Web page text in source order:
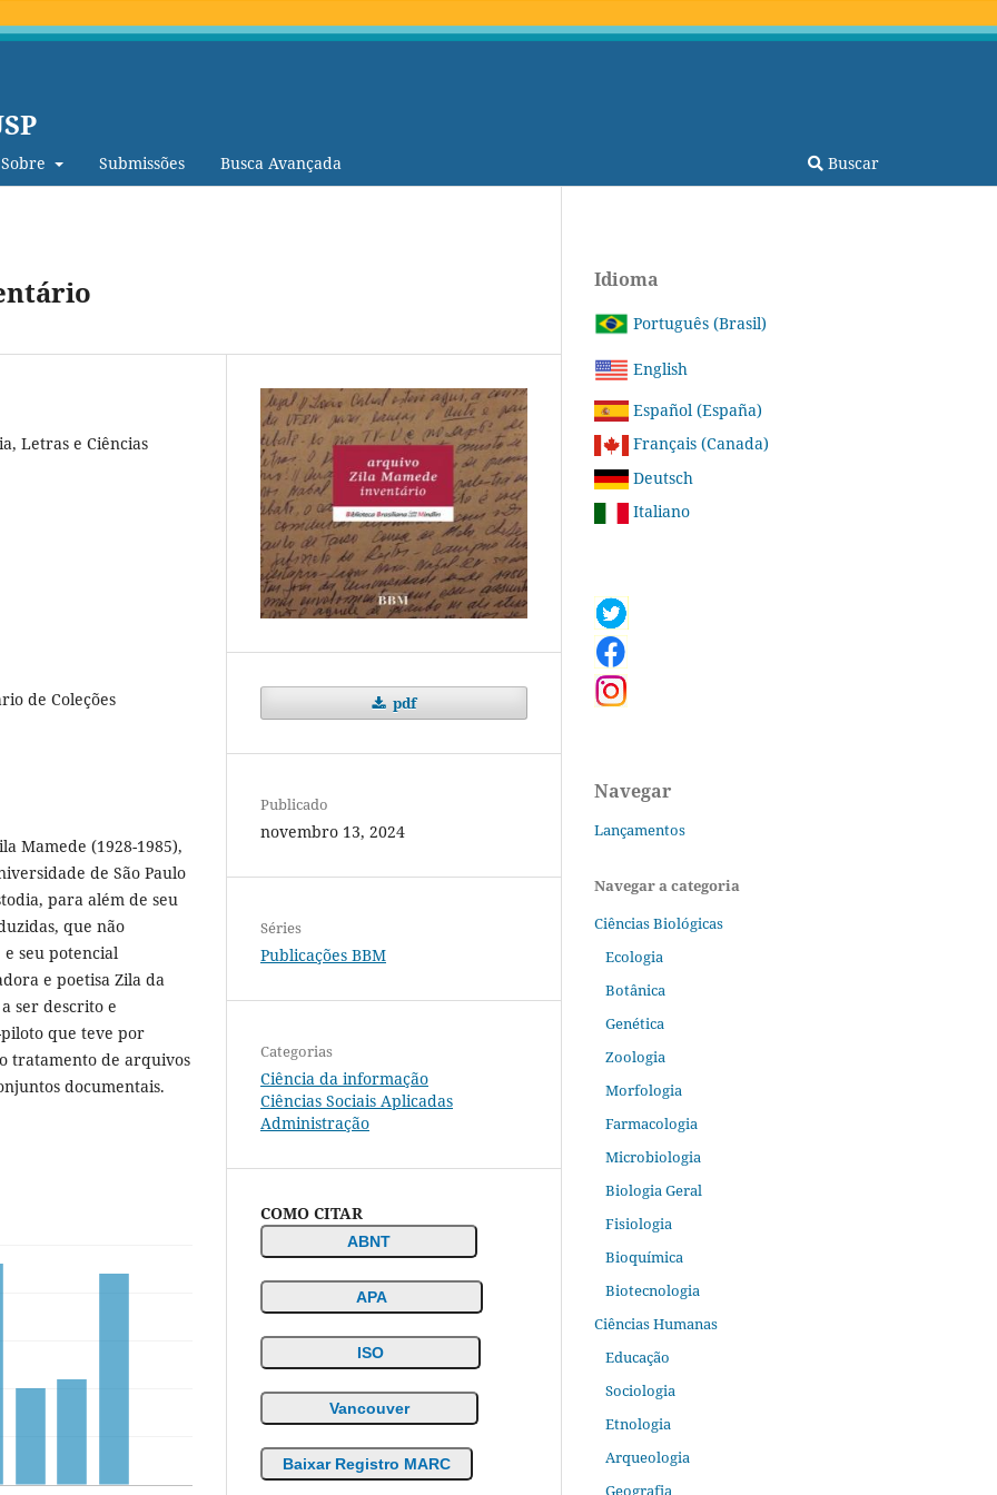
Sobre Submissões Busca Avançada Buscar
Letras e Ciências
de Coleções
Mamede (1928-1985),
de São Paulo
para além de seu
que não
seu potencial
e poetisa Zila da
ser descrito e
que teve por
tratamento de arquivos
documentais.
pdf
Publicado
novembro 13, 2024
Séries
Publicações BBM
Categorias
Ciência da informação
Ciências Sociais Aplicadas
Administração
COMO CITAR
ABNT
APA
ISO
Vancouver
Baixar Registro MARC
Idioma
Português (Brasil)
English
Español (España)
Français (Canada)
Deutsch
Italiano
Navegar
Lançamentos
Navegar a categoria
Ciências Biológicas
Ecologia
Botânica
Genética
Zoologia
Morfologia
Farmacologia
Microbiologia
Biologia Geral
Fisiologia
Bioquímica
Biotecnologia
Ciências Humanas
Educação
Sociologia
Etnologia
Arqueologia
Geografia